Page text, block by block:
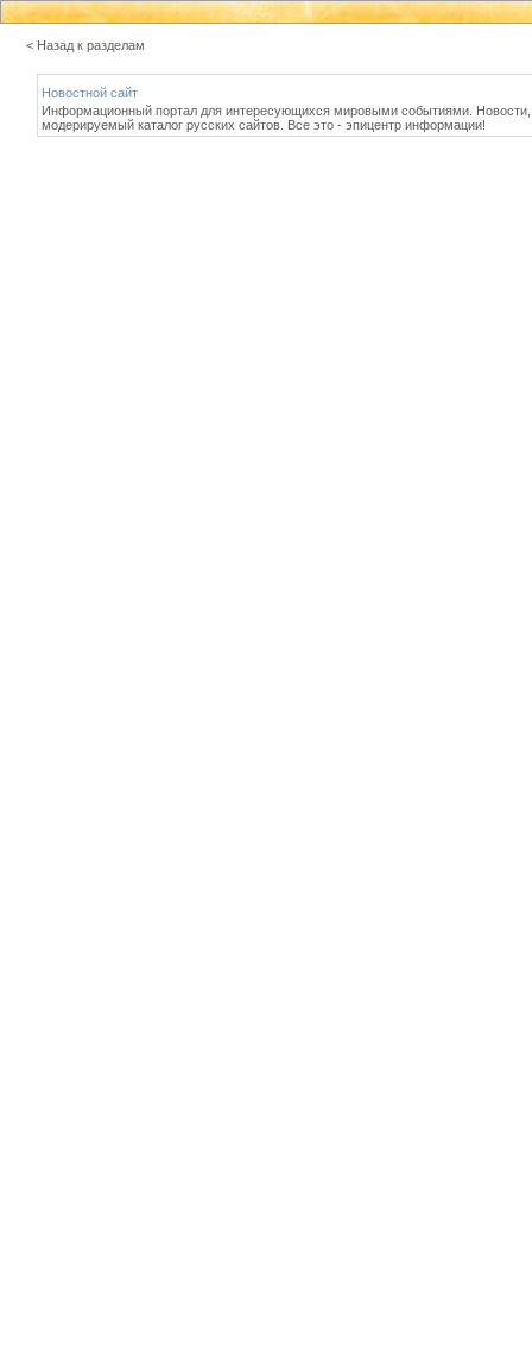
< Назад к разделам
Новостной сайт
Информационный портал для интересующихся мировыми событиями.
модерируемый каталог русских сайтов. Все это - эпицентр информации!